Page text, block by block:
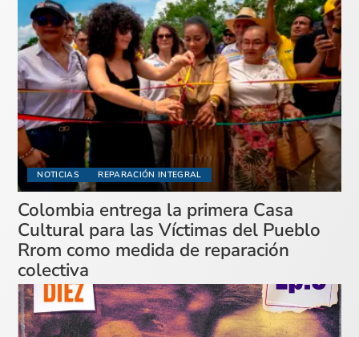
NOTICIAS REPARACIÓN INTEGRAL
Colombia entrega la primera Casa
Cultural para las Víctimas del Pueblo
Rrom como medida de reparación
colectiva